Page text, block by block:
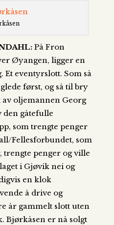
På Fron
Øyangen, ligger en
eventyrslott. Som så
først, og så til bry
oljemannen Georg
den gåtefulle
som trengte penger
Fellesforbundet, som
penger og ville
i Gjøvik nei og
en klok
å drive og
år gammelt slott uten
Bjørkåsen er nå solgt